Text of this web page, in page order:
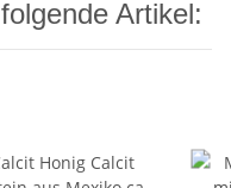
Artikel: